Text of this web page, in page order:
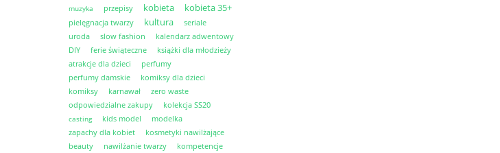
muzyka przepisy kobieta kobieta 35+
pielęgnacja twarzy kultura
seriale
uroda
slow fashion
kalendarz adwentowy
DIY
ferie świąteczne
książki dla młodzieży
atrakcje dla dzieci
perfumy
perfumy damskie
komiksy dla dzieci
komiksy
karnawał
zero waste
odpowiedzialne zakupy
kolekcja SS20
casting kids model
modelka
zapachy dla kobiet
kosmetyki nawilżające
beauty
nawilżanie twarzy
kompetencje